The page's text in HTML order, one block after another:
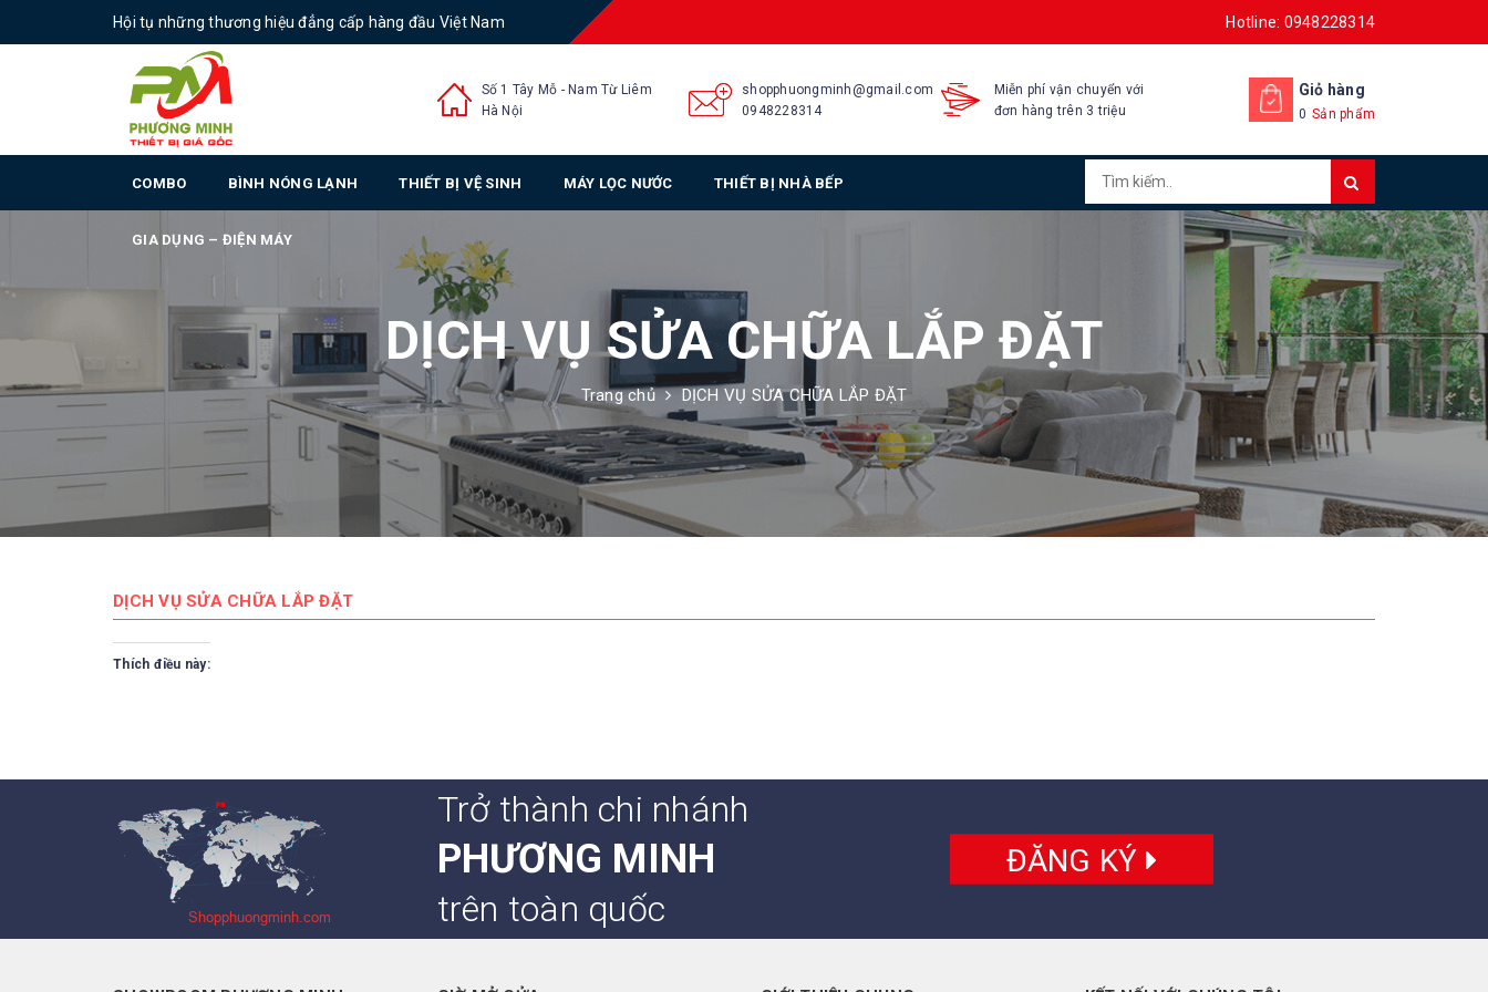
Hội tụ những thương hiệu đẳng cấp hàng đầu Việt Nam Hotline: 0948228314
Số 1 Tây Mỗ - Nam Từ Liêm
Hà Nội
shopphuongminh@gmail.com
0948228314
Miễn phí vận chuyển với
đơn hàng trên 3 triệu
Giỏ hàng
0 Sản phẩm
COMBO BÌNH NÓNG LẠNH THIẾT BỊ VỆ SINH MÁY LỌC NƯỚC THIẾT BỊ NHÀ BẾP
GIA DỤNG – ĐIỆN MÁY
DỊCH VỤ SỬA CHỮA LẮP ĐẶT
Trang chủ DỊCH VỤ SỬA CHỮA LẮP ĐẶT
DỊCH VỤ SỬA CHỮA LẮP ĐẶT
Thích điều này:
Trở thành chi nhánh
PHƯƠNG MINH
trên toàn quốc
ĐĂNG KÝ